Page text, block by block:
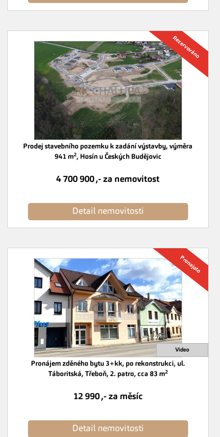
Prodej stavebního pozemku k zadání výstavby, výměra
941 m2, Hosín u Českých Budějovic
Detail nemovitosti
4 700 900 ,- za nemovitost
Pronájem zděného bytu 3+kk, po rekonstrukci, ul.
Táboritská, Třeboň, 2. patro, cca 83 m2
Detail nemovitosti
12 990 ,- za měsíc